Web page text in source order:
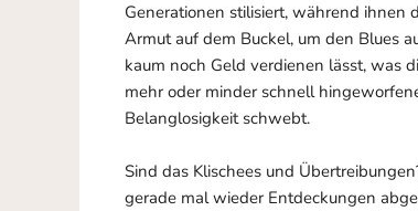
Generationen stilisiert, während ihnen
Armut auf dem Buckel, um den Blues
kaum noch Geld verdienen lässt, was
mehr oder minder schnell
Belanglosigkeit schwebt.
Sind das Klischees und
gerade mal wieder Entdeckungen